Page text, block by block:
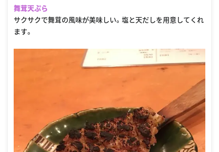
舞茸天ぷら
サクサクで舞茸の風味が美味しい。塩と天だしを用意してくれ
ます。